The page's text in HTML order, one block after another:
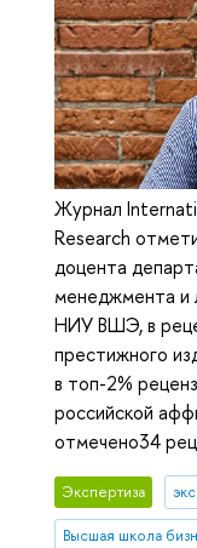
Журнал
Research
доцента
менеджмента и
НИУ ВШЭ, в
престижного
в топ-2%
российской
отмечено34
Экспертиза
Высшая школа